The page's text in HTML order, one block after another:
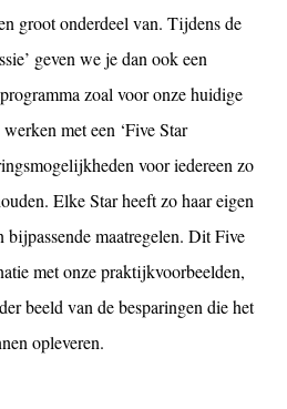
groot onderdeel van. Tijdens de
geven we je dan ook een
zoal voor onze huidige
met een ‘Five Star
voor iedereen zo
Elke Star heeft zo haar eigen
maatregelen. Dit Five
met onze praktijkvoorbeelden,
beeld van de besparingen die het
opleveren.